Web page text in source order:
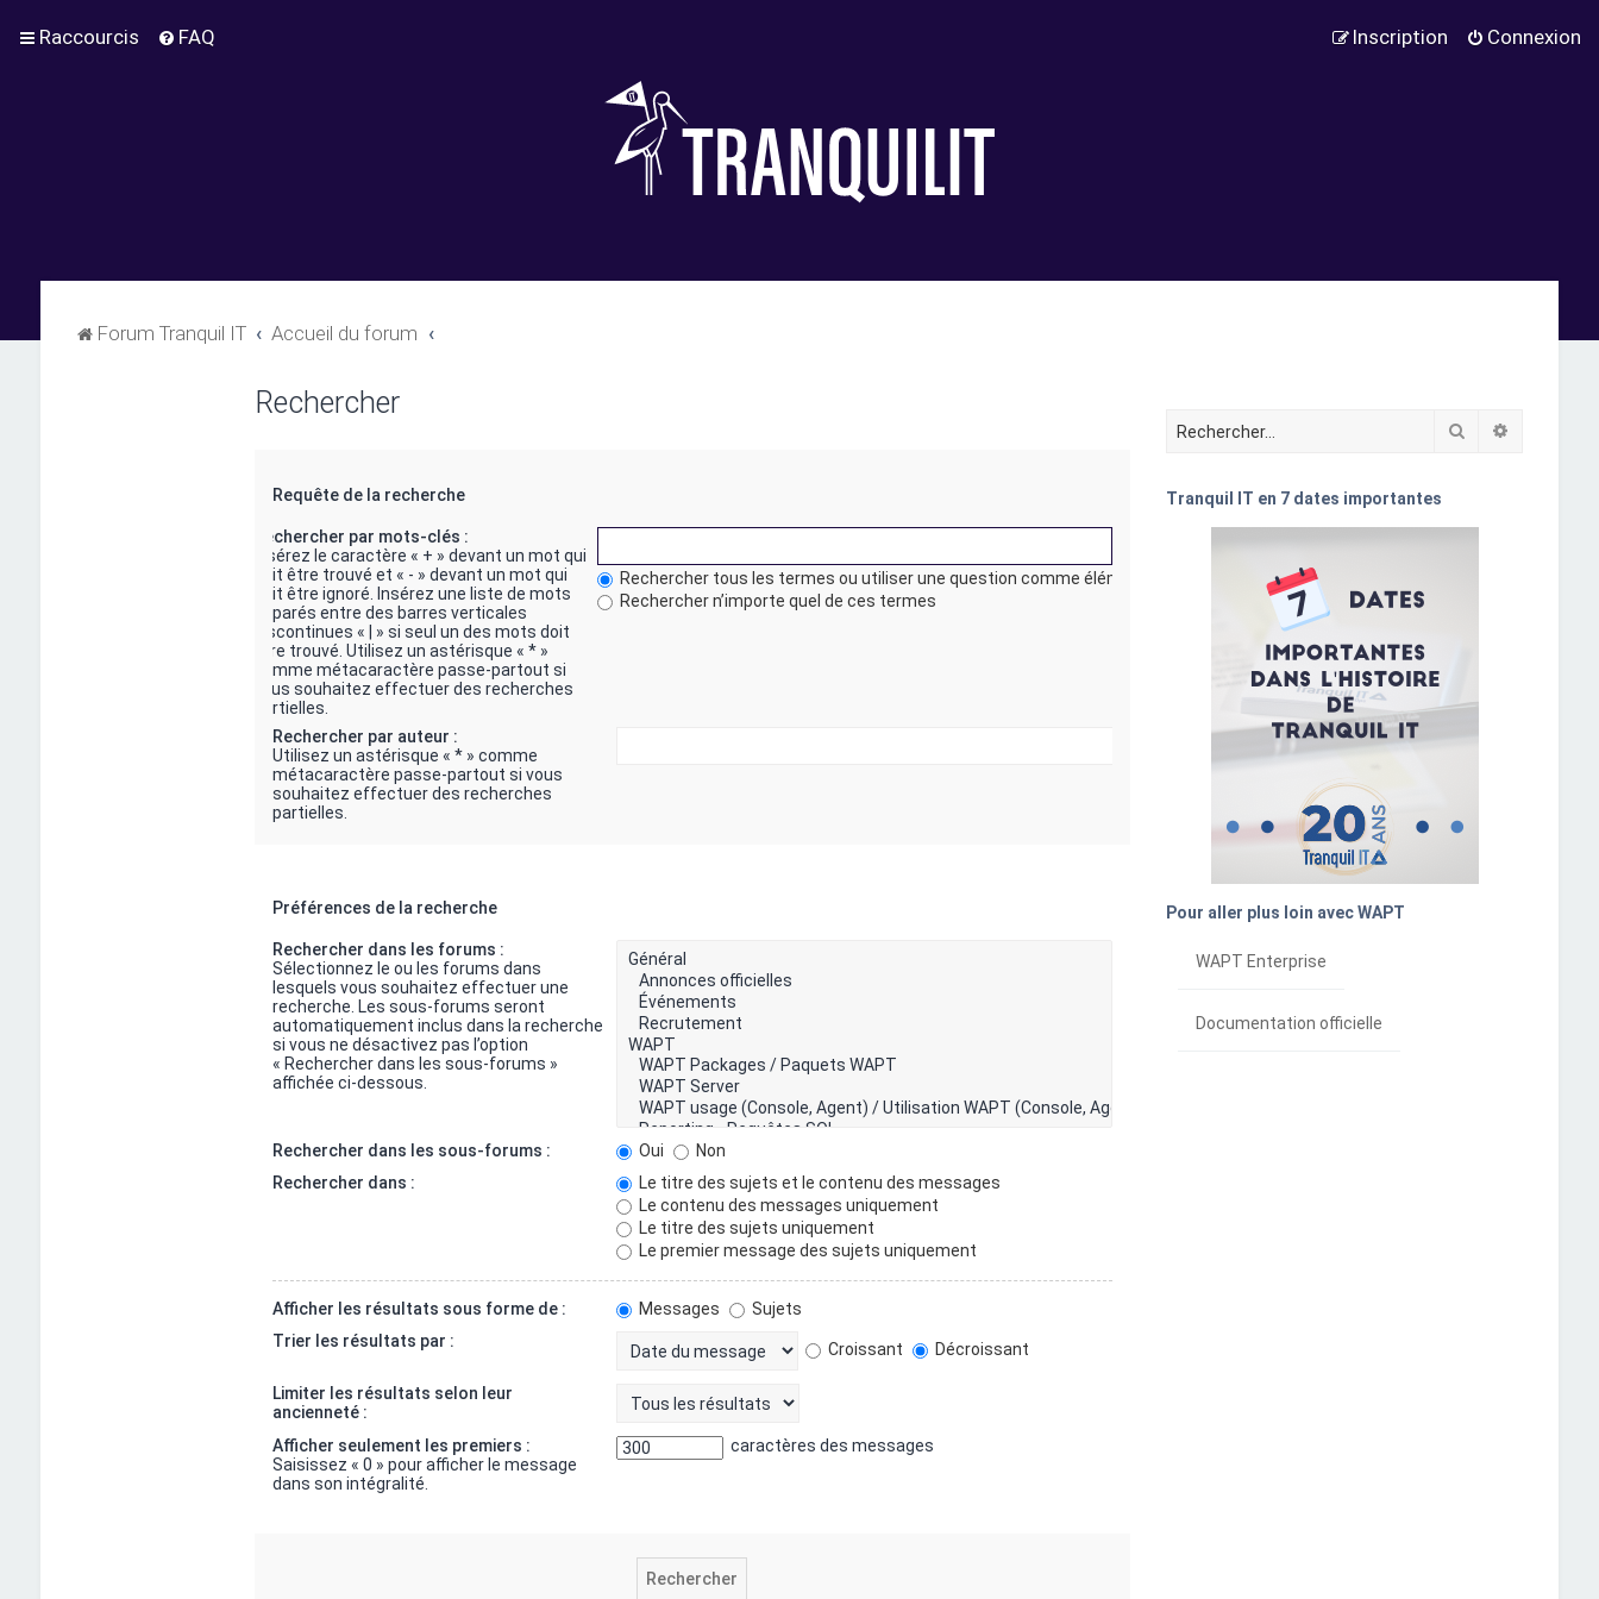
Raccourcis FAQ Connexion
Inscription
Forum Tranquil IT Accueil du forum
Rechercher
Requête de la recherche
Rechercher par mots-clés :
Insérez le caractère « + » devant un mot qui
doit être trouvé et « - » devant un mot qui
doit être ignoré. Insérez une liste de mots
séparés entre des barres verticales
discontinues « | » si seul un des mots doit
être trouvé. Utilisez un astérisque « * »
comme métacaractère passe-partout si
vous souhaitez effectuer des recherches
partielles.
Rechercher tous les termes ou utiliser une question comme élément
Rechercher n’importe quel de ces termes
Rechercher par auteur :
Utilisez un astérisque « * » comme
métacaractère passe-partout si vous
souhaitez effectuer des recherches
partielles.
Préférences de la recherche
Rechercher dans les forums :
Sélectionnez le ou les forums dans
lesquels vous souhaitez effectuer une
recherche. Les sous-forums seront
automatiquement inclus dans la recherche
si vous ne désactivez pas l’option
« Rechercher dans les sous-forums »
affichée ci-dessous.
Rechercher dans les sous-forums : Oui
Non
Rechercher dans :
Le titre des sujets et le contenu des messages
Le contenu des messages uniquement
Le titre des sujets uniquement
Le premier message des sujets uniquement
Afficher les résultats sous forme de : Messages
Sujets
Trier les résultats par :
Croissant Décroissant
Limiter les résultats selon leur
ancienneté :
Afficher seulement les premiers :
Saisissez « 0 » pour afficher le message
dans son intégralité.
caractères des messages
Rechercher
Tranquil IT en 7 dates importantes
Pour aller plus loin avec WAPT
WAPT Enterprise
Documentation officielle